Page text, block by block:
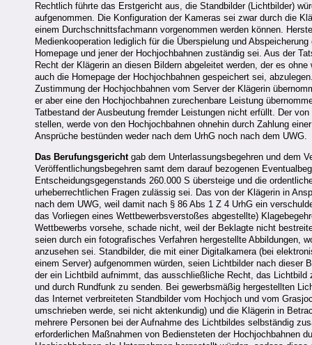
Rechtlich führte das Erstgericht aus, die Standbilder (Lichtbilder)
aufgenommen. Die Konfiguration der Kameras sei zwar durch die
einem Durchschnittsfachmann vorgenommen werden können.
Medienkooperation lediglich für die Überspielung und
Homepage und jener der Hochjochbahnen zuständig sei. Aus der
Recht der Klägerin an diesen Bildern abgeleitet werden, der es
auch die Homepage der Hochjochbahnen gespeichert sei,
Zustimmung der Hochjochbahnen vom Server der Klägerin
er aber eine den Hochjochbahnen zurechenbare Leistung
Tatbestand der Ausbeutung fremder Leistungen nicht erfüllt. Der
stellen, werde von den Hochjochbahnen ohnehin durch Zahlung
Ansprüche bestünden weder nach dem UrhG noch nach dem UWG.
Das Berufungsgerichtgab dem Unterlassungsbegehren und dem
Veröffentlichungsbegehren samt dem darauf bezogenen
Entscheidungsgegenstands 260.000 S übersteige und die
urheberrechtlichen Fragen zulässig sei. Das von der Klägerin in
nach dem UWG, weil damit nach § 86 Abs 1 Z 4 UrhG ein
das Vorliegen eines Wettbewerbsverstoßes abgestellte)
Wettbewerbs vorsehe, schade nicht, weil der Beklagte nicht
seien durch ein fotografisches Verfahren hergestellte Abbildungen,
anzusehen sei. Standbilder, die mit einer Digitalkamera (bei
einem Server) aufgenommen würden, seien Lichtbilder nach dieser
der ein Lichtbild aufnimmt, das ausschließliche Recht, das
und durch Rundfunk zu senden. Bei gewerbsmäßig hergestellten
das Internet verbreiteten Standbilder vom Hochjoch und vom
umschrieben werde, sei nicht aktenkundig) und die Klägerin in
mehrere Personen bei der Aufnahme des Lichtbildes selbständig
erforderlichen Maßnahmen von Bediensteten der Hochjochbahnen